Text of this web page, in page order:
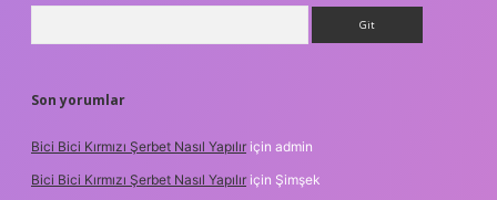
Son yorumlar
Bici Bici Kırmızı Şerbet Nasıl Yapılır için admin
Bici Bici Kırmızı Şerbet Nasıl Yapılır için Şimşek